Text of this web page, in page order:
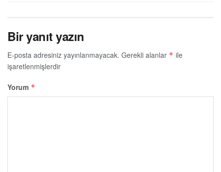
Bir yanıt yazın
E-posta adresiniz yayınlanmayacak. Gerekli alanlar * ile
işaretlenmişlerdir
Yorum *